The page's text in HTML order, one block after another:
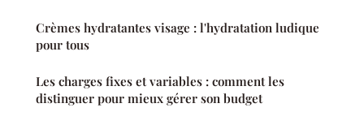
Crèmes hydratantes visage : l'hydratation ludique
pour tous
Les charges fixes et variables : comment les
distinguer pour mieux gérer son budget